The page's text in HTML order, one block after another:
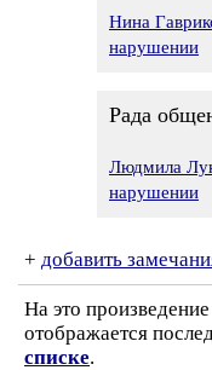
Нина
нарушении
Рада
Людмила
нарушении
+ добавить
На это
отображается
списке.